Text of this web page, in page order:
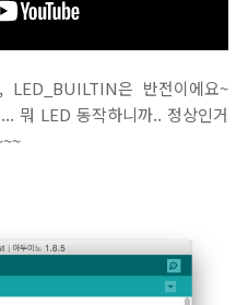
LED_BUILTIN은 반전이에요~
LED 동작하니까.. 정상인거